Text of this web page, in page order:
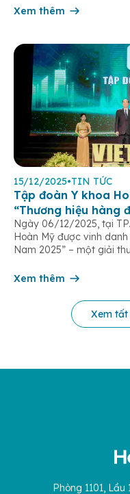
âm thầm đồng hành trên
Xem thêm
15/12/2025•TIN TỨC
Tập đoàn Y khoa
“Thương hiệu hàng
Ngày 06/12/2025, tại
Hoàn Mỹ được vinh
Nam 2025” – một giải
cứu Phát triển Doanh
Xem thêm
Xem tất
Phòng 1101, Lầu